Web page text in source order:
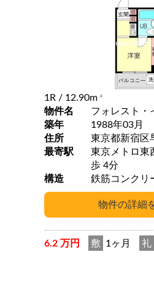
1R / 12.90m 2
物件名
フォレスト・
築年
1988年03月
住所
東京都新宿区
最寄駅
東京メトロ東西
歩 4分
構造
鉄筋コンクリ
6.2 万円 敷 1ヶ月 礼